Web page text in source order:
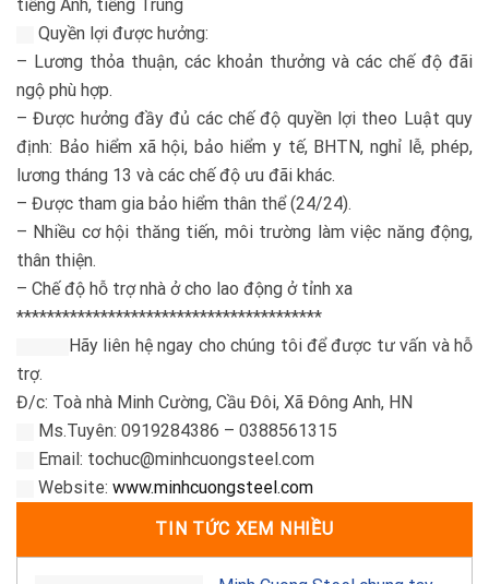
TIN TỨC XEM NHIỀU
tiếng Anh, tiếng Trung
Quyền lợi được hưởng:
– Lương thỏa thuận, các khoản thưởng và các chế độ đãi
ngộ phù hợp.
– Được hưởng đầy đủ các chế độ quyền lợi theo Luật quy
định: Bảo hiểm xã hội, bảo hiểm y tế, BHTN, nghỉ lễ, phép,
lương tháng 13 và các chế độ ưu đãi khác.
– Được tham gia bảo hiểm thân thể (24/24).
– Nhiều cơ hội thăng tiến, môi trường làm việc năng động,
thân thiện.
– Chế độ hỗ trợ nhà ở cho lao động ở tỉnh xa
****************************************
Hãy liên hệ ngay cho chúng tôi để được tư vấn và hỗ
trợ.
Đ/c: Toà nhà Minh Cường, Cầu Đôi, Xã Đông Anh, HN
Ms.Tuyên: 0919284386 – 0388561315
Email: tochuc@minhcuongsteel.com
Website: www.minhcuongsteel.com